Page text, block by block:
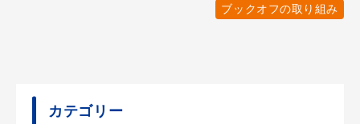
ブックオフの取り組み
カテゴリー